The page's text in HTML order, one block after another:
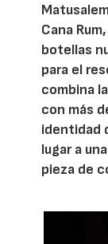
Cana
botellas
para el
combina
con más
identidad
lugar a
pieza de